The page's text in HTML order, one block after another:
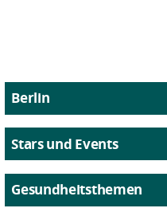
Berlin
Stars und Events
Gesundheitsthemen